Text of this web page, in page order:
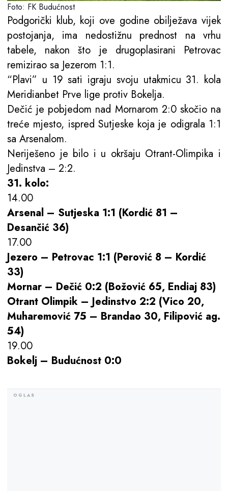
Foto: FK Budućnost
Podgorički klub, koji ove godine obilježava vijek
postojanja, ima nedostižnu prednost na vrhu
tabele, nakon što je drugoplasirani Petrovac
remizirao sa Jezerom 1:1.
“Plavi” u 19 sati igraju svoju utakmicu 31. kola
Meridianbet Prve lige protiv Bokelja.
Dečić je pobjedom nad Mornarom 2:0 skočio na
treće mjesto, ispred Sutjeske koja je odigrala 1:1
sa Arsenalom.
Neriješeno je bilo i u okršaju Otrant-Olimpika i
Jedinstva – 2:2.
31. kolo:
14.00
Arsenal – Sutjeska 1:1 (Kordić 81 –
Desančić 36)
17.00
Jezero – Petrovac 1:1 (Perović 8 – Kordić
33)
Mornar – Dečić 0:2 (Božović 65, Endiaj 83)
Otrant Olimpik – Jedinstvo 2:2 (Vico 20,
Muharemović 75 – Brandao 30, Filipović ag.
54)
19.00
Bokelj – Budućnost 0:0